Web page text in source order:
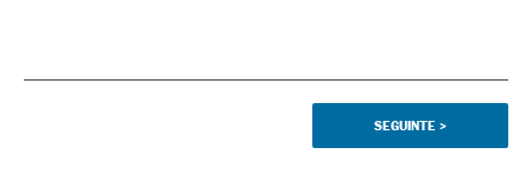
SEGUINTE >